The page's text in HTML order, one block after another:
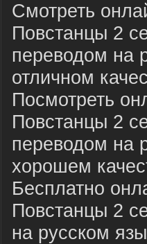
Смотреть
Повстанцы 2
переводом на
отличном
Посмотреть
Повстанцы 2
переводом на
хорошем
Бесплатно
Повстанцы 2
на русском